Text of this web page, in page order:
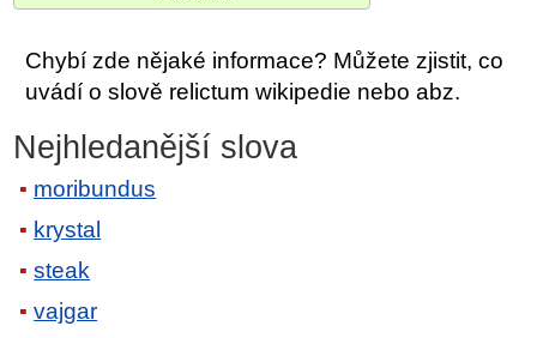
Chybí zde nějaké informace? Můžete zjistit, co
uvádí o slově relictum wikipedie nebo abz.
Nejhledanější slova
moribundus
krystal
steak
vajgar